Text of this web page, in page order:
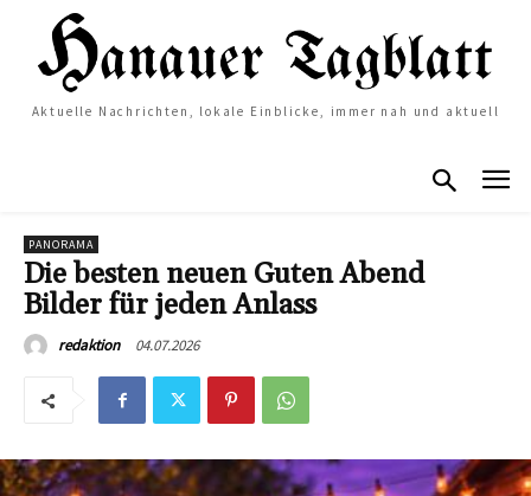
Aktuelle Nachrichten, lokale Einblicke, immer nah und aktuell
PANORAMA
Die besten neuen Guten Abend
Bilder für jeden Anlass
redaktion 04.07.2026